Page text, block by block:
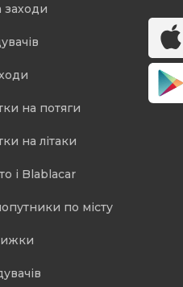
заходи
на потяги
на літаки
і Blablacar
по місту